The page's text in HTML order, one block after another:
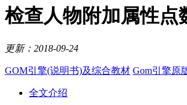
检查人物附加属性点
更新：2018-09-24
GOM引擎(说明书)及综合教材 Gom引擎原
全文介绍